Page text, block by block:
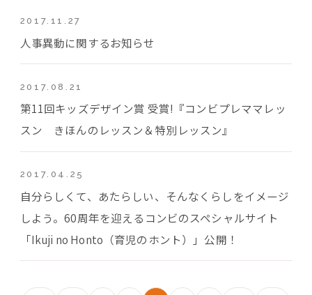
2017.11.27
人事異動に関するお知らせ
2017.08.21
第11回キッズデザイン賞 受賞!『コンビプレママレッ
スン きほんのレッスン＆特別レッスン』
2017.04.25
自分らしくて、あたらしい、そんなくらしをイメージ
しよう。60周年を迎えるコンビのスペシャルサイト
「Ikuji no Honto（育児のホント）」公開！